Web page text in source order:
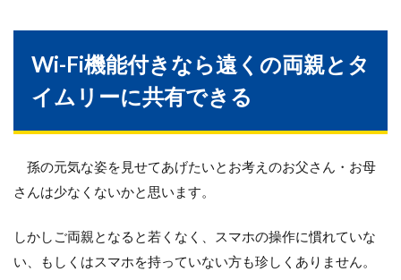
Wi-Fi機能付きなら遠くの両親とタ
イムリーに共有できる
孫の元気な姿を見せてあげたいとお考えのお父さん・お母
さんは少なくないかと思います。
しかしご両親となると若くなく、スマホの操作に慣れていな
い、もしくはスマホを持っていない方も珍しくありません。